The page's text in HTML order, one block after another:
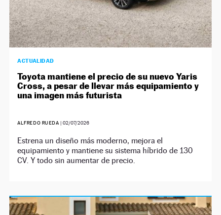
ACTUALIDAD
Toyota mantiene el precio de su nuevo Yaris
Cross, a pesar de llevar más equipamiento y
una imagen más futurista
ALFREDO RUEDA | 02/07/2026
Estrena un diseño más moderno, mejora el
equipamiento y mantiene su sistema híbrido de 130
CV. Y todo sin aumentar de precio.